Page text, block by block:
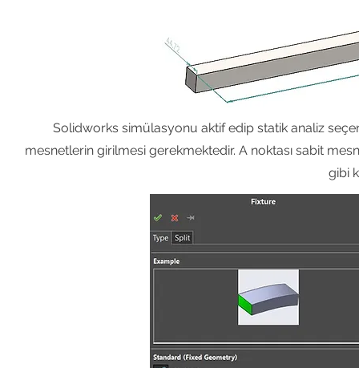
Solidworks simülasyonu aktif edip statik analiz
mesnetlerin girilmesi gerekmektedir. A noktası sabit
gibi